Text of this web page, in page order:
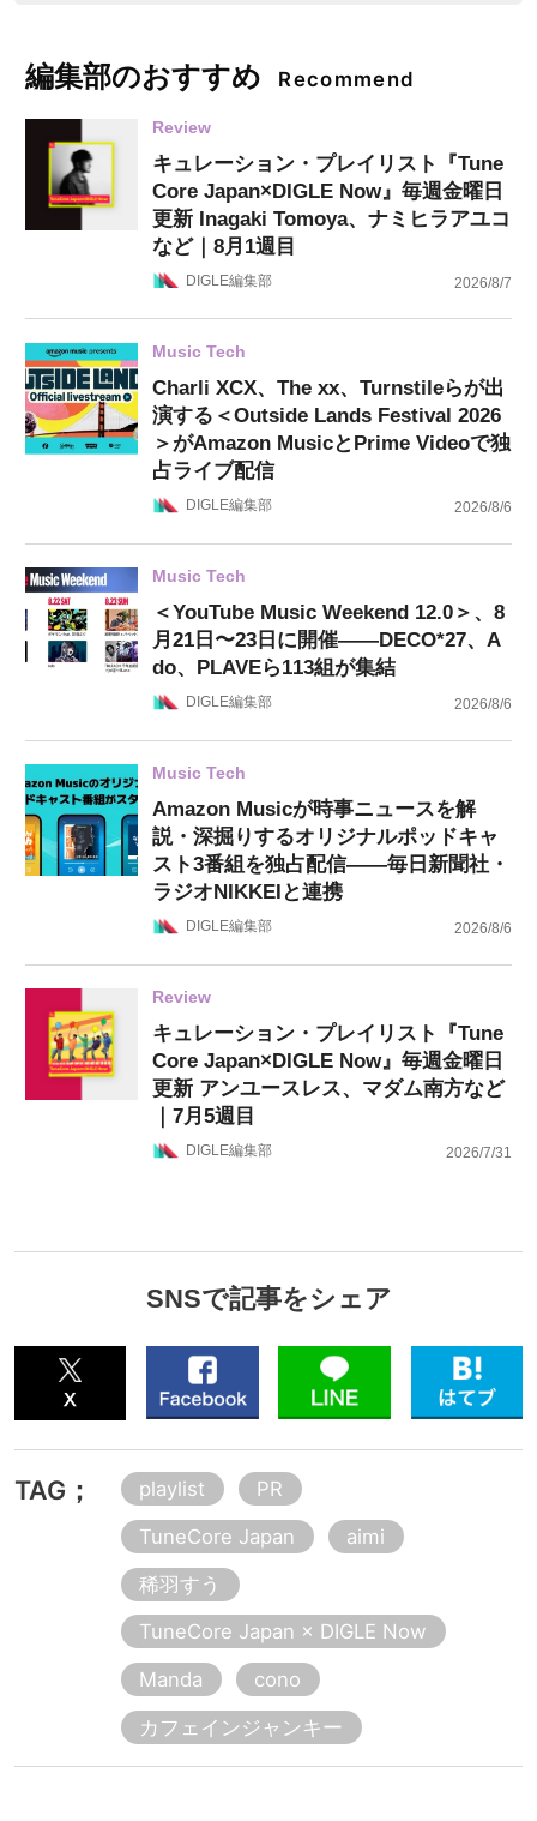
編集部のおすすめ Recommend
Review
キュレーション・プレイリスト『Tune
Core Japan×DIGLE Now』毎週金曜日
更新 Inagaki Tomoya、ナミヒラアユコ
など｜8月1週目
DIGLE編集部 2026/8/7
Music Tech
Charli XCX、The xx、Turnstileらが出
演する＜Outside Lands Festival 2026
＞がAmazon MusicとPrime Videoで独
占ライブ配信
DIGLE編集部 2026/8/6
Music Tech
＜YouTube Music Weekend 12.0＞、8
月21日〜23日に開催——DECO*27、A
do、PLAVEら113組が集結
DIGLE編集部 2026/8/6
Music Tech
Amazon Musicが時事ニュースを解
説・深掘りするオリジナルポッドキャ
スト3番組を独占配信——毎日新聞社・
ラジオNIKKEIと連携
DIGLE編集部 2026/8/6
Review
キュレーション・プレイリスト『Tune
Core Japan×DIGLE Now』毎週金曜日
更新 アンユースレス、マダム南方など
｜7月5週目
DIGLE編集部 2026/7/31
SNSで記事をシェア
TAG； playlist
PR
TuneCore Japan
aimi
稀羽すう
TuneCore Japan × DIGLE Now
Manda
cono
カフェインジャンキー